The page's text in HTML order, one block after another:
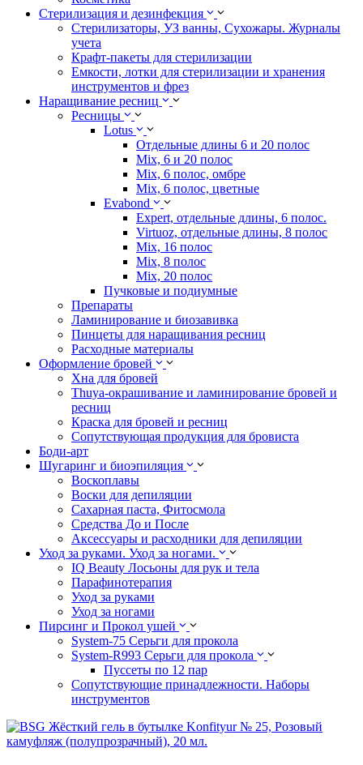
Стерилизация и дезинфекция
Стерилизаторы, УЗ ванны, Сухожары. Журналы
учета
Крафт-пакеты для стерилизации
Емкости, лотки для стерилизации и хранения
инструментов и фрез
Наращивание ресниц
Ресницы
Lotus
Отдельные длины 6 и 20 полос
Mix, 6 и 20 полос
Mix, 6 полос, омбре
Mix, 6 полос, цветные
Evabond
Expert, отдельные длины, 6 полос.
Virtuoz, отдельные длины, 8 полос
Mix, 16 полос
Mix, 8 полос
Mix, 20 полос
Пучковые и подиумные
Препараты
Ламинирование и биозавивка
Пинцеты для наращивания ресниц
Расходные материалы
Оформление бровей
Хна для бровей
Thuya-окрашивание и ламинирование бровей и
ресниц
Краска для бровей и ресниц
Сопутствующая продукция для бровиста
Боди-арт
Шугаринг и биоэпиляция
Воскоплавы
Воски для депиляции
Сахарная паста, Фитосмола
Средства До и После
Аксессуары и расходники для депиляции
Уход за руками. Уход за ногами.
IQ Beauty Лосьоны для рук и тела
Парафинотерапия
Уход за руками
Уход за ногами
Пирсинг и Прокол ушей
System-75 Серьги для прокола
System-R993 Серьги для прокола
Пуссеты по 12 пар
Cопутствующие принадлежности. Наборы
инструментов